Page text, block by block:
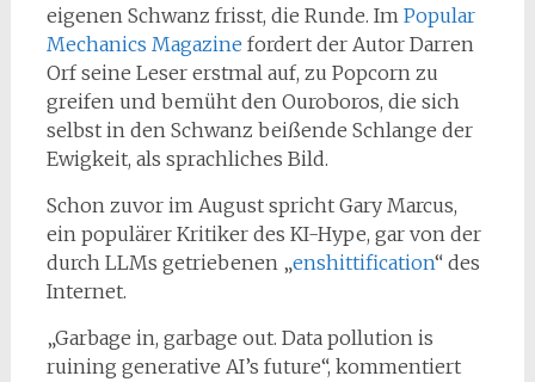
eigenen Schwanz frisst, die Runde. Im Popular
Mechanics Magazine fordert der Autor Darren
Orf seine Leser erstmal auf, zu Popcorn zu
greifen und bemüht den Ouroboros, die sich
selbst in den Schwanz beißende Schlange der
Ewigkeit, als sprachliches Bild.
Schon zuvor im August spricht Gary Marcus,
ein populärer Kritiker des KI-Hype, gar von der
durch LLMs getriebenen „enshittification“ des
Internet.
„Garbage in, garbage out. Data pollution is
ruining generative AI’s future“, kommentiert